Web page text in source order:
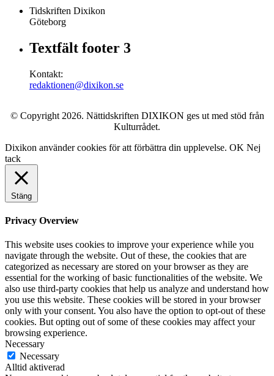
Tidskriften Dixikon
Göteborg
Textfält footer 3
Kontakt:
redaktionen@dixikon.se
© Copyright 2026. Nättidskriften DIXIKON ges ut med stöd från
Kulturrådet.
Dixikon använder cookies för att förbättra din upplevelse. OK Nej
tack
Stäng
Privacy Overview
This website uses cookies to improve your experience while you
navigate through the website. Out of these, the cookies that are
categorized as necessary are stored on your browser as they are
essential for the working of basic functionalities of the website. We
also use third-party cookies that help us analyze and understand how
you use this website. These cookies will be stored in your browser
only with your consent. You also have the option to opt-out of these
cookies. But opting out of some of these cookies may affect your
browsing experience.
Necessary
Necessary
Alltid aktiverad